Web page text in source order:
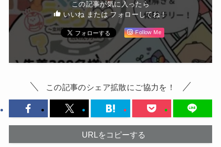
この記事が気に入ったら
いいね または フォローしてね！
Follow Me
この記事のシェア拡散にご協力を！
URLをコピーする